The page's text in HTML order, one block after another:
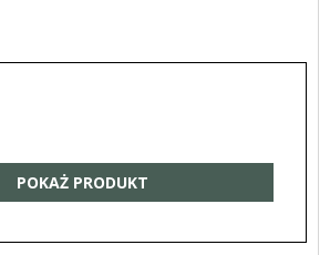
POKAŻ PRODUKT